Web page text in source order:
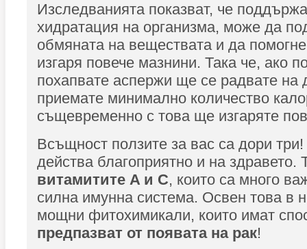
Изследванията показват, че
хидратация на организма, може да
обмяната на веществата и да
изгаря повече мазнини. Така че, ако
похапвате аспержи ще се радвате
приемате минимално количество
същевременно с това ще изгаряте
Всъщност ползите за вас са дори три!
действа благоприятно и на здравето.
витамитите A и C, които са много
силна имунна система. Освен това в
мощни фитохимикали, които имат
предпазват от появата на рак!